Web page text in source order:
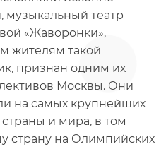
музыкальный театр
«Жаворонки»,
жителям такой
признан одним их
Москвы. Они
на самых крупнейших
и мира, в том
страну на Олимпийских